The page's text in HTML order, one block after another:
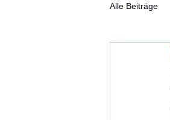
Alle Beiträge